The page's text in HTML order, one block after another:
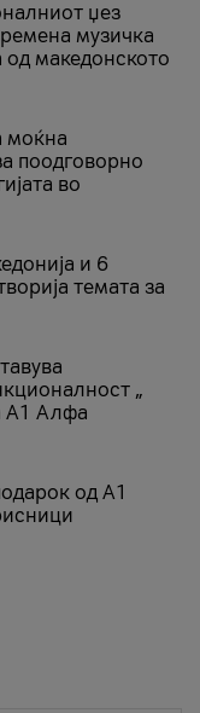
џез
музичка
македонското
моќна
поодговорно
во
и 6
темата за
„
А1 Алфа
од А1